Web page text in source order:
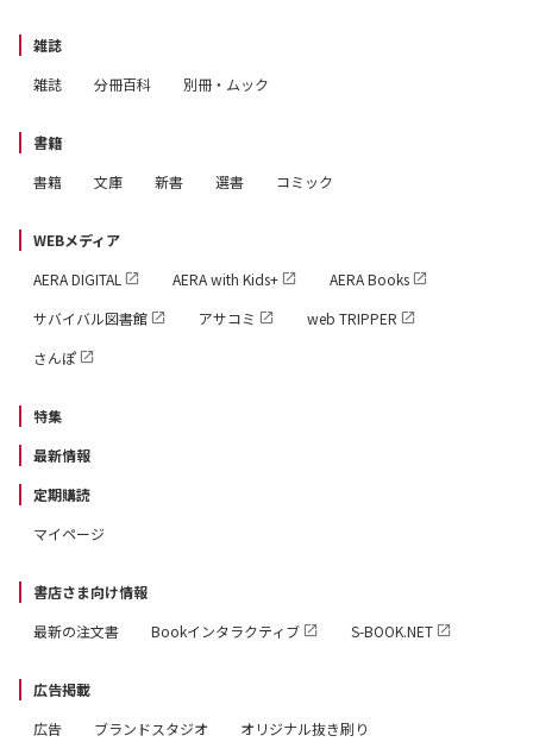
雑誌
雑誌
分冊百科 別冊・ムック
書籍
書籍
文庫 新書 選書 コミック
WEBメディア
AERA DIGITAL
AERA with Kids+
AERA Books
サバイバル図書館
アサコミ
web TRIPPER
さんぽ
特集
最新情報
定期購読
マイページ
書店さま向け情報
最新の注文書
Bookインタラクティブ S-BOOK.NET
広告掲載
広告
ブランドスタジオ オリジナル抜き刷り